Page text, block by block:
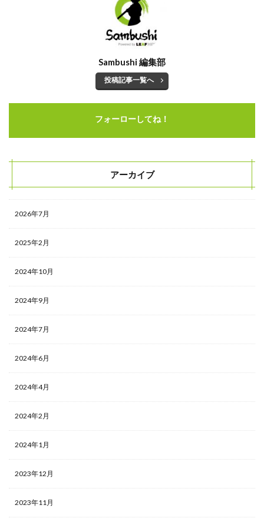
Sambushi 編集部
投稿記事一覧へ
フォーローしてね！
アーカイブ
2026年7月
2025年2月
2024年10月
2024年9月
2024年7月
2024年6月
2024年4月
2024年2月
2024年1月
2023年12月
2023年11月